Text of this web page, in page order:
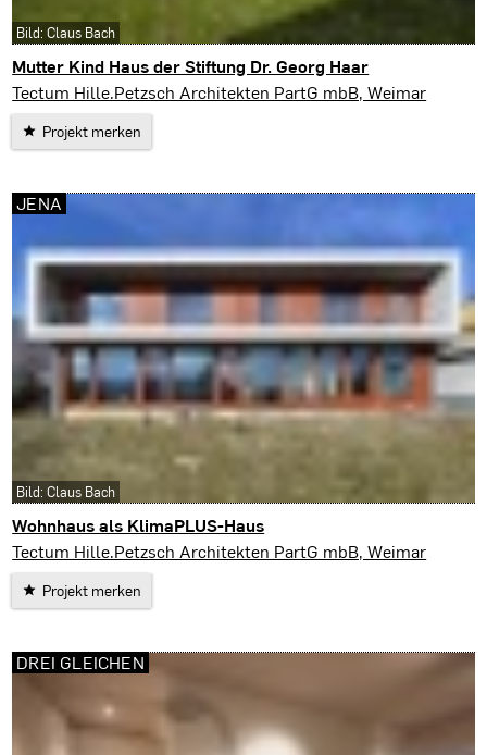
Mutter Kind Haus der Stiftung Dr. Georg Haar
Weimar
Tectum Hille.Petzsch Architekten PartG mbB, Weimar
Projekt merken
Bild: Claus Bach
Wohnhaus als KlimaPLUS-Haus
Jena
Tectum Hille.Petzsch Architekten PartG mbB, Weimar
Projekt merken
JENA
Bild: Claus Bach
DREI GLEICHEN